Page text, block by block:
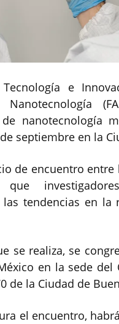
e
Nanotecnología
nanotecnología
septiembre en la
de encuentro
las tendencias en
se realiza, se
en la sede del
de la Ciudad de
el encuentro,